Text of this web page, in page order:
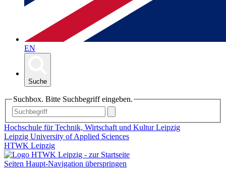
EN
Suche
Suchbox. Bitte Suchbegriff eingeben.
Hochschule für Technik, Wirtschaft und Kultur Leipzig
Leipzig University of Applied Sciences
HTWK Leipzig
Seiten Haupt-Navigation überspringen